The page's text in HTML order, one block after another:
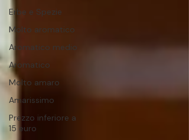
Erbe e Spezie
Molto aromatico
Aromatico medio
Aromatico
Molto amaro
Amarissimo
Prezzo inferiore a
15 euro